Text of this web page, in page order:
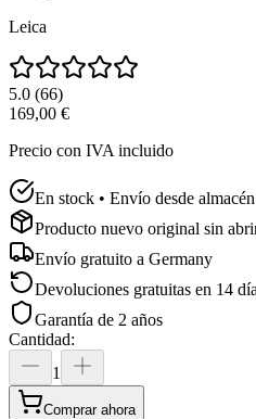
Leica
5.0 (66)
169,00 €
Precio con IVA incluido
En stock • Envío desde
Producto nuevo original sin
Envío gratuito a Germany
Devoluciones gratuitas en 14
Garantía de 2 años
Cantidad:
1
Comprar ahora